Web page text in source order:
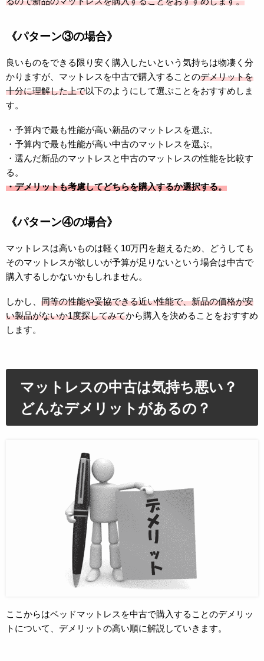
《パターン③の場合》
良いものをできる限り安く購入したいという気持ちは物凄く分
かりますが、マットレスを中古で購入することのデメリットを
十分に理解した上で以下のようにして選ぶことをおすすめしま
す。
・予算内で最も性能が高い新品のマットレスを選ぶ。
・予算内で最も性能が高い中古のマットレスを選ぶ。
・選んだ新品のマットレスと中古のマットレスの性能を比較す
る。
・デメリットも考慮してどちらを購入するか選択する。
《パターン④の場合》
マットレスは高いものは軽く10万円を超えるため、どうしても
そのマットレスが欲しいが予算が足りないという場合は中古で
購入するしかないかもしれません。
しかし、 同等の性能や妥協できる近い性能で、新品の価格が安
い製品がないか1度探してみてから購入を決めることをおすすめ
します。
マットレスの中古は気持ち悪い？
どんなデメリットがあるの？
ここからはベッドマットレスを中古で購入することのデメリッ
トについて、デメリットの高い順に解説していきます。